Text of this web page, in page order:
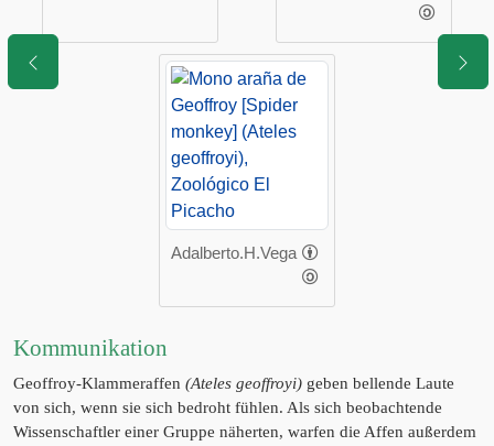
Adalberto.H.Vega
Kommunikation
Geoffroy-Klammeraffen (Ateles geoffroyi) geben bellende Laute
von sich, wenn sie sich bedroht fühlen. Als sich beobachtende
Wissenschaftler einer Gruppe näherten, warfen die Affen außerdem